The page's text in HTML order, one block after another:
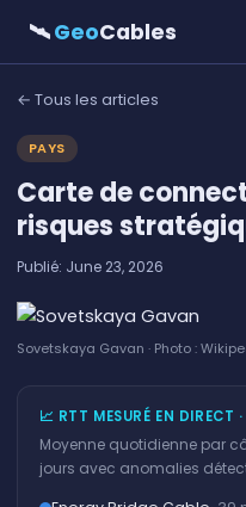
🛰GeoCables
← Tous les articles
PAYS
Carte de
risques
Publié: June 23, 2026
Sovetskaya Gavan · Photo :
📈 RTT MESURÉ EN DIRECT
Moyenne quotidienne par
jours avec anomalies